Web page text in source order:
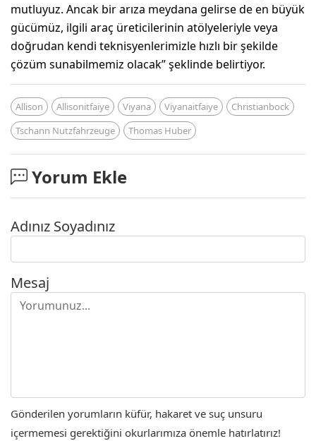
mutluyuz. Ancak bir arıza meydana gelirse de en büyük
gücümüz, ilgili araç üreticilerinin atölyeleriyle veya
doğrudan kendi teknisyenlerimizle hızlı bir şekilde
çözüm sunabilmemiz olacak” şeklinde belirtiyor.
Allison Allisonitfaiye Viyana Viyanaitfaiye
Christianbock
Tschann Nutzfahrzeuge
Thomas Huber
Yorum Ekle
Adınız Soyadınız
Mesaj
Gönderilen yorumların küfür, hakaret ve suç unsuru
içermemesi gerektiğini okurlarımıza önemle hatırlatırız!